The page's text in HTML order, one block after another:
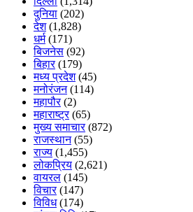
दुनिया (202)
देश(1,828)
धर्म(171)
बिजनेस (92)
बिहार(179)
मध्य प्रदेश(45)
मनोरंजन(114)
महापौर(2)
महाराष्ट्र(65)
मुख्य समाचार(872)
राजस्थान(55)
राज्य (1,455)
लोकप्रिय (2,621)
वायरल (145)
विचार(147)
विविध(174)